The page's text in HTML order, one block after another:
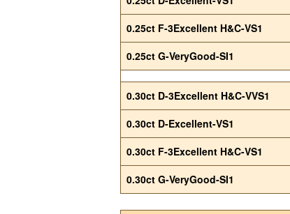
0.25ct F-3Excellent H&C-VS1
0.25ct G-VeryGood-SI1
0.30ct D-3Excellent H&C-VVS1
0.30ct D-Excellent-VS1
0.30ct F-3Excellent H&C-VS1
0.30ct G-VeryGood-SI1